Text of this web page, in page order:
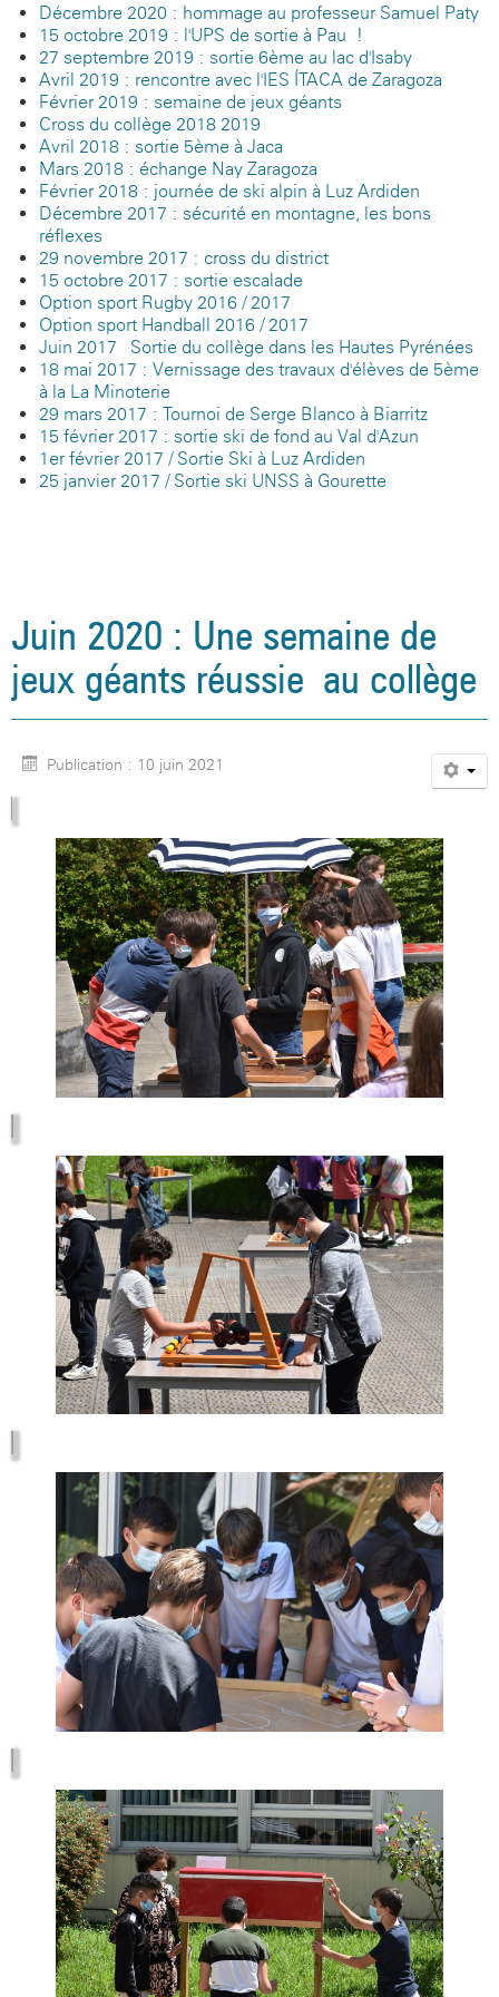
Décembre 2020 : hommage au professeur Samuel Paty
15 octobre 2019 : l'UPS de sortie à Pau !
27 septembre 2019 : sortie 6ème au lac d'Isaby
Avril 2019 : rencontre avec l'IES ÍTACA de Zaragoza
Février 2019 : semaine de jeux géants
Cross du collège 2018-2019
Avril 2018 : sortie 5ème à Jaca
Mars 2018 : échange Nay-Zaragoza
Février 2018 : journée de ski alpin à Luz-Ardiden
Décembre 2017 : sécurité en montagne, les bons
réflexes
29 novembre 2017 : cross du district
15 octobre 2017 : sortie escalade
Option sport Rugby 2016 / 2017
Option sport Handball 2016 / 2017
Juin 2017 - Sortie du collège dans les Hautes Pyrénées
18 mai 2017 : Vernissage des travaux d'élèves de 5ème
à la La Minoterie
29 mars 2017 : Tournoi de Serge Blanco à Biarritz
15 février 2017 : sortie ski de fond au Val d'Azun
1er février 2017 / Sortie Ski à Luz Ardiden
25 janvier 2017 / Sortie ski UNSS à Gourette
Juin 2020 : Une semaine de
jeux géants réussie au collège
Publication : 10 juin 2021